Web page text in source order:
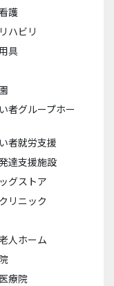
護
ハビリ
具
者グループホー
者就労支援
達支援施設
グストア
リニック
人ホーム
療院